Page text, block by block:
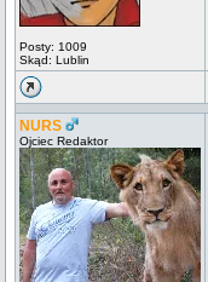
Posty: 1009
Skąd: Lublin
NURS
Ojciec Redaktor